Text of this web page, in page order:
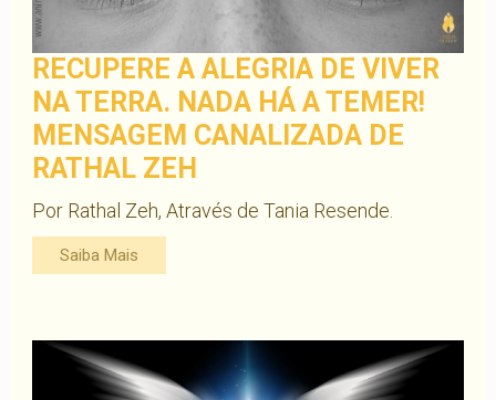
RECUPERE A ALEGRIA DE VIVER
NA TERRA. NADA HÁ A TEMER!
MENSAGEM CANALIZADA DE
RATHAL ZEH
Por Rathal Zeh, Através de Tania Resende.
Saiba Mais